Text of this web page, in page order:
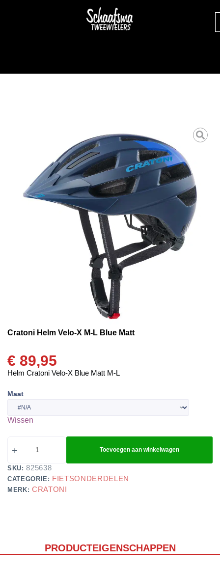
Cratoni Helm Velo-X M-L Blue Matt
€ 89,95
Helm Cratoni Velo-X Blue Matt M-L
Maat
Wissen
Toevoegen aan winkelwagen
SKU:825638
CATEGORIE: FIETSONDERDELEN
MERK: CRATONI
PRODUCTEIGENSCHAPPEN